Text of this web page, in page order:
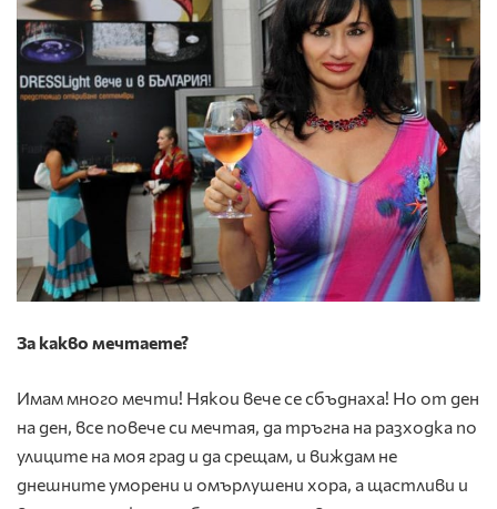
За какво мечтаете?
Имам много мечти! Някои вече се сбъднаха! Но от ден
на ден, все повече си мечтая, да тръгна на разходка по
улиците на моя град и да срещам, и виждам не
днешните уморени и омърлушени хора, а щастливи и